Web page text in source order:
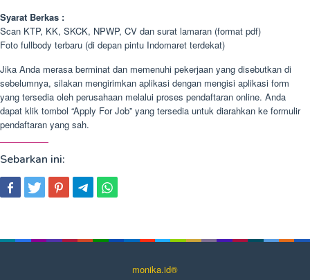
Syarat Berkas :
Scan KTP, KK, SKCK, NPWP, CV dan surat lamaran (format pdf)
Foto fullbody terbaru (di depan pintu Indomaret terdekat)
Jika Anda merasa berminat dan memenuhi pekerjaan yang disebutkan di
sebelumnya, silakan mengirimkan aplikasi dengan mengisi aplikasi form
yang tersedia oleh perusahaan melalui proses pendaftaran online. Anda
dapat klik tombol “Apply For Job” yang tersedia untuk diarahkan ke formulir
pendaftaran yang sah.
Sebarkan ini:
monika.id®